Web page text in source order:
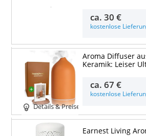
ca.30 €
kostenlose
Details & Preise
Aroma Diffuser
Keramik: Leiser
ca.67 €
kostenlose
Earnest Living